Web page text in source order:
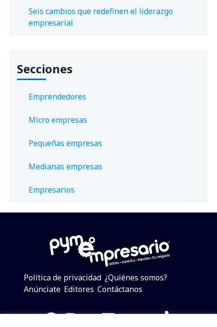
Seis cambios que redefinen el liderazgo
empresarial
Secciones
Emprendedores
Micro empresas
Pequeñas empresas
Medianas empresas
Empresarios
Política de privacidad ¿Quiénes somos?
Anúnciate Editores Contáctanos
Facebook
Instagram
Twitter
LinkedIn
Telegram
YouTube
TikTok